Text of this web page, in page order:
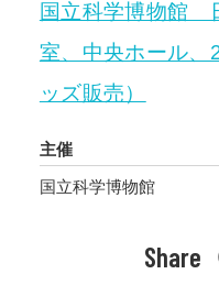
国立科学博物館
室、中央ホール、
ッズ販売）
主催
国立科学博物館
Share